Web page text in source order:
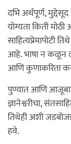
दभि अर्थपूर्ण,
योग्यता किती
साहित्यप्रेमापोटी
आहे. भाषा न कळून
आणि कुणाकरिता
पुण्यात आणि
ज्ञानेश्वरीचा,
तिथेही अशी
हवे.